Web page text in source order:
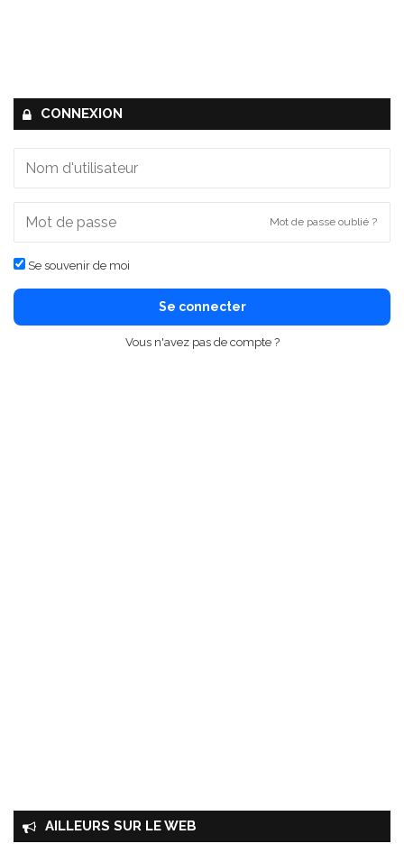
CONNEXION
Mot de passe oublié ?
Se souvenir de moi
Se connecter
Vous n'avez pas de compte ?
AILLEURS SUR LE WEB